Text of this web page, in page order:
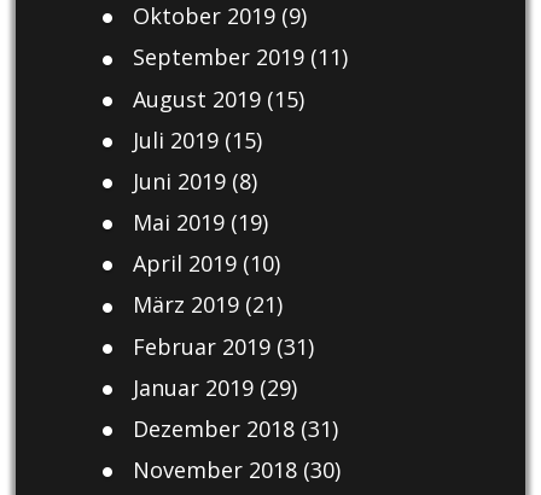
Oktober 2019(9)
September 2019(11)
August 2019(15)
Juli 2019(15)
Juni 2019(8)
Mai 2019(19)
April 2019(10)
März 2019(21)
Februar 2019(31)
Januar 2019(29)
Dezember 2018(31)
November 2018(30)